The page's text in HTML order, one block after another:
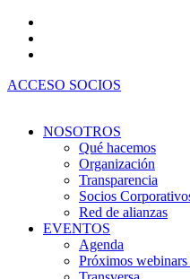
contenido
ACCESO SOCIOS
NOSOTROS
Qué hacemos
Organización
Transparencia
Socios
Red de alianzas
EVENTOS
Agenda
Próximos